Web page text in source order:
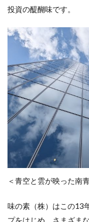
投資の醍醐味です。
＜青空と雲が映った南
味の素（株）はこの13
プをはじめ、さまざま